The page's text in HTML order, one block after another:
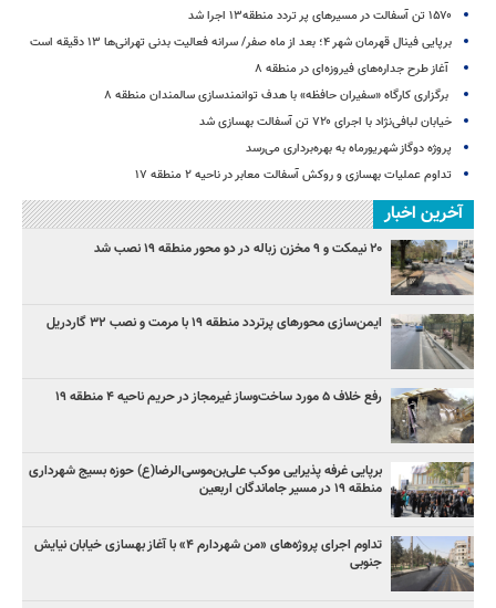
۱۵۷۰ تن آسفالت در مسیرهای پر تردد منطقه۱۳ اجرا شد
برپایی فینال قهرمان شهر ۴؛ بعد از ماه صفر/ سرانه فعالیت بدنی تهرانی‌ها ۱۳ دقیقه است
آغاز طرح جداره‌های فیروزه‌ای در منطقه ۸
برگزاری کارگاه «سفیران حافظه» با هدف توانمندسازی سالمندان منطقه ۸
خیابان لبافی‌نژاد با اجرای ۷۲۰ تن آسفالت بهسازی شد
پروژه دوگاز شهریورماه به بهره‌برداری می‌رسد
تداوم عملیات بهسازی و روکش آسفالت معابر در ناحیه ۲ منطقه ۱۷
آخرین اخبار
۲۰ نیمکت و ۹ مخزن زباله در دو محور منطقه ۱۹ نصب شد
ایمن‌سازی محورهای پرتردد منطقه ۱۹ با مرمت و نصب ۳۲ گاردریل
رفع خلاف ۵ مورد ساخت‌وساز غیرمجاز در حریم ناحیه ۴ منطقه ۱۹
برپایی غرفه پذیرایی موکب علی‌بن‌موسی‌الرضا(ع) حوزه بسیج شهرداری
منطقه ۱۹ در مسیر جاماندگان اربعین
تداوم اجرای پروژه‌های «من شهردارم ۴» با آغاز بهسازی خیابان نیایش
جنوبی